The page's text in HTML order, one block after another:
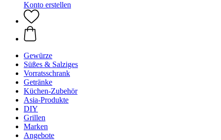
Konto erstellen
Gewürze
Süßes & Salziges
Vorratsschrank
Getränke
Küchen-Zubehör
Asia-Produkte
DIY
Grillen
Marken
Angebote